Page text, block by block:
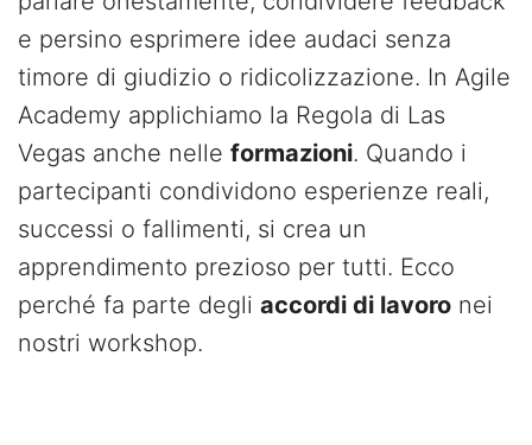
e persino esprimere idee audaci senza
timore di giudizio o ridicolizzazione. In Agile
Academy applichiamo la Regola di Las
Vegas anche nelle formazioni. Quando i
partecipanti condividono esperienze reali,
successi o fallimenti, si crea un
apprendimento prezioso per tutti. Ecco
perché fa parte degli accordi di lavoro nei
nostri workshop.